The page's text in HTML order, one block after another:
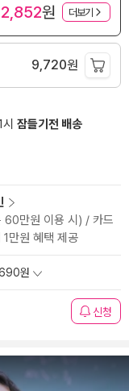
원 더보기
9,720원
잠들기전 배송
60만원 이용 시) / 카드
만원 혜택 제공
원
신청